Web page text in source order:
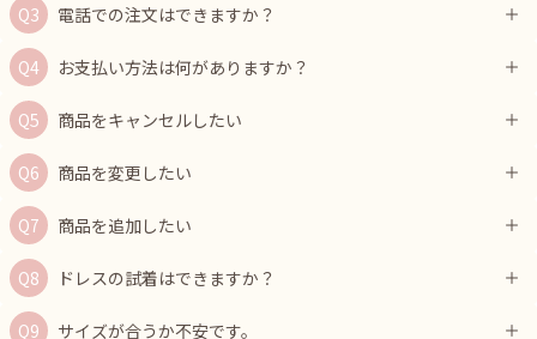
電話での注文はできますか？
お支払い方法は何がありますか？
商品をキャンセルしたい
商品を変更したい
商品を追加したい
ドレスの試着はできますか？
サイズが合うか不安です。